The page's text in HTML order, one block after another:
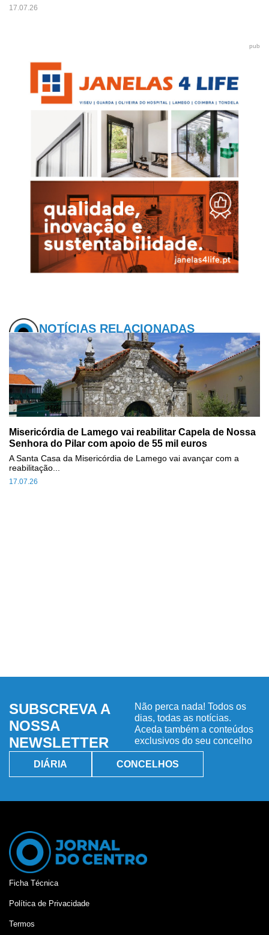
17.07.26
pub
NOTÍCIAS RELACIONADAS
Misericórdia de Lamego vai reabilitar Capela de Nossa
Senhora do Pilar com apoio de 55 mil euros
17.07.26
A Santa Casa da Misericórdia de Lamego vai avançar com a
reabilitação...
SUBSCREVA A
NOSSA
NEWSLETTER
Não perca nada! Todos os
dias, todas as notícias.
Aceda também a conteúdos
exclusivos do seu concelho
DIÁRIA CONCELHOS
Ficha Técnica
Política de Privacidade
Termos